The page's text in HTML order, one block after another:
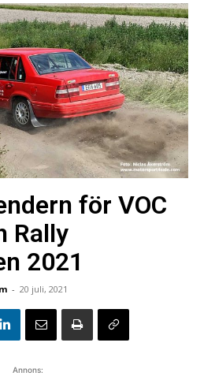
för VOC
Rally
2021
- 20 juli, 2021
Annons: